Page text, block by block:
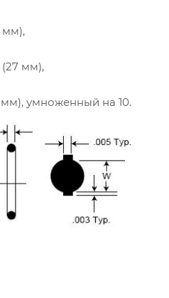
мм),
мм),
мм), умноженный на 10.